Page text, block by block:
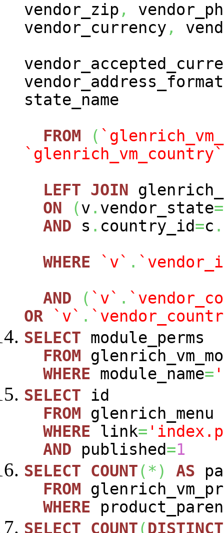
vendor_zip ,
vendor_currency ,
vendor_address_format
state_name
FROM
(
`glenrich_vm_country`
LEFT JOIN
ON
(v . vendor_state=
AND s . country_id=c .
WHERE
`v` .
AND
( `v` .
OR
`v` .
SELECT module_perms
FROM
WHERE module_name=
SELECT id
FROM glenrich_menu
WHERE link=
AND published=1
SELECT
COUNT(*) AS
FROM
WHERE
SELECT
COUNT(DISTINCT